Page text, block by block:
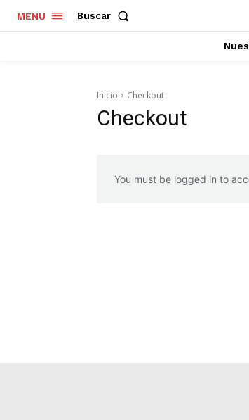
MENU Buscar
Inicio Checkout
Checkout
You must be logged in to